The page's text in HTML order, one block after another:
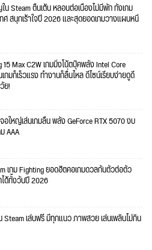
น Steam ตื่นเต้น หลอนต่อเนื่องไม่มีพัก ทั้งเกม
ศ สนุกเร้าใจปี 2026 และสุดยอดเกมวางแผนหนี
Max C2W เกมมิ่งโน้ตบุ๊คพลัง Intel Core
กมก็เร็วแรง ทำงานก็ลื่นไหล ดีไซน์เรียบง่ายดูดี
ย!
อใหญ่เล่นเกมลื่น พลัง GeForce RTX 5070 งบ
AAA
เกม Fighting ยอดฮิตคอเกมดวลกันตัวต่อตัว
ด้ทั้งวันปี 2026
น Steam เล่นฟรี มีทุกแนว ภาพสวย เล่นเพลินไม่กิน